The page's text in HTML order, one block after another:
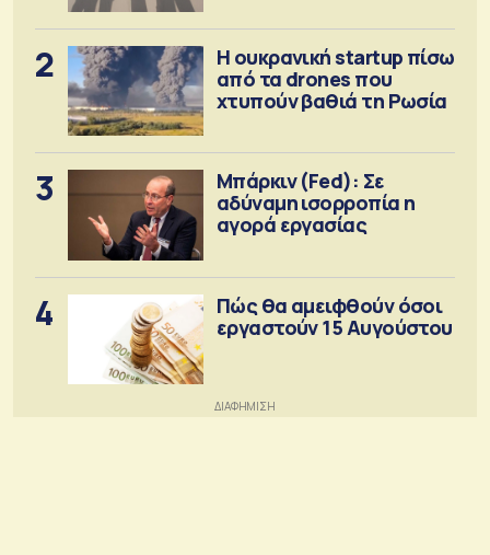
2
Η ουκρανική startup πίσω
από τα drones που
χτυπούν βαθιά τη Ρωσία
3
Μπάρκιν (Fed): Σε
αδύναμη ισορροπία η
αγορά εργασίας
4
Πώς θα αμειφθούν όσοι
εργαστούν 15 Αυγούστου